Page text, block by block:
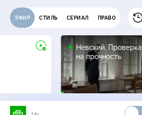
ЭФИР СТИЛЬ СЕРИАЛ ПРАВО
Невский. Проверка
на прочность